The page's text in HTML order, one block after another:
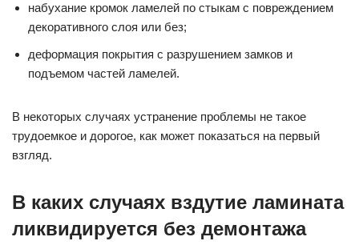
набухание кромок ламелей по стыкам с повреждением
декоративного слоя или без;
деформация покрытия с разрушением замков и
подъемом частей ламелей.
В некоторых случаях устранение проблемы не такое
трудоемкое и дорогое, как может показаться на первый
взгляд.
В каких случаях вздутие ламината
ликвидируется без демонтажа